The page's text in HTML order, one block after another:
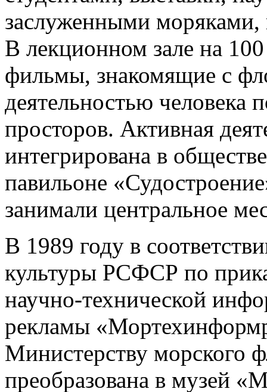
заслуженными
В лекционном зале на
фильмы, знакомящие с
деятельностью человека
просторов. Активная
интегрирована в
павильоне
занимали центральное
В 1989 году в
культуры РСФСР по
научно-технической
рекламы
Министерству морского
преобразована в музей